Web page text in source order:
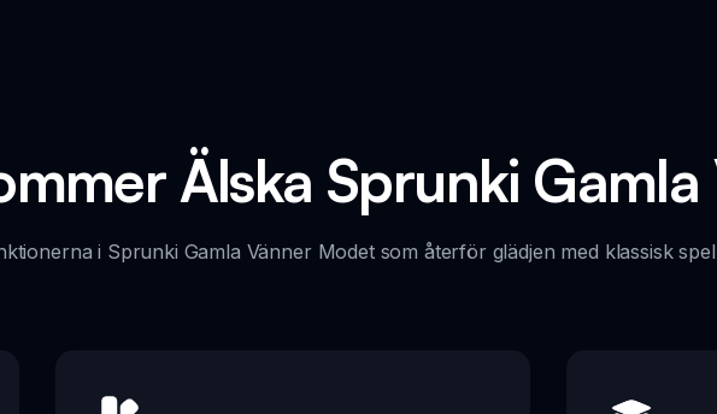
Älska Sprunki Gamla
i Sprunki Gamla Vänner Modet som återför glädjen med klassisk